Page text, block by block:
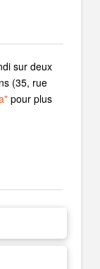
sur deux
(35, rue
pour plus